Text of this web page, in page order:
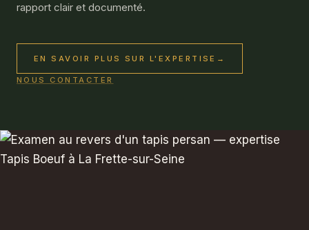
rapport clair et documenté.
EN SAVOIR PLUS SUR L'EXPERTISE →
NOUS CONTACTER